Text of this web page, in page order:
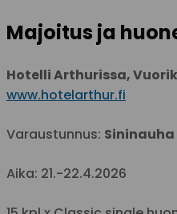
Majoitus ja
Hotelli Arthurissa,
www.hotelarthur.fi
Varaustunnus: Sininauha
Aika: 21.-22.4.2026